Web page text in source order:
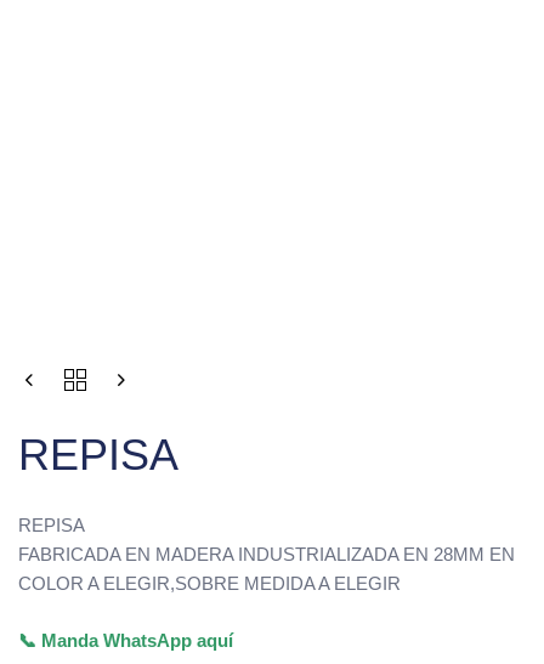
REPISA
REPISA
FABRICADA EN MADERA INDUSTRIALIZADA EN 28MM EN
COLOR A ELEGIR,SOBRE MEDIDA A ELEGIR
📞 Manda WhatsApp aquí